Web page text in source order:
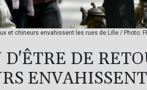
et chineurs envahissent les rues de Lille / Photo:
D'ÊTRE DE